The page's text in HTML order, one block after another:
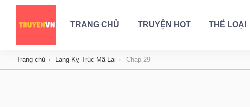
TRANG CHỦ TRUYỆN HOT THỂ LOẠI
Trang chủ Lang Kỵ Trúc Mã Lai Chap 29